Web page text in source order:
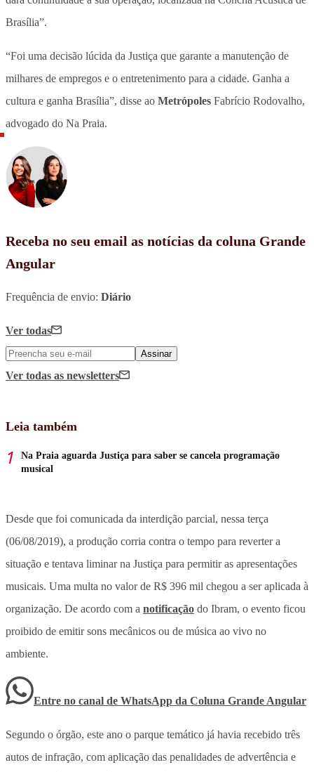
Brasília”.
“Foi uma decisão lúcida da Justiça que garante a manutenção de
milhares de empregos e o entretenimento para a cidade. Ganha a
cultura e ganha Brasília”, disse ao Metrópoles Fabrício Rodovalho,
advogado do Na Praia.
Receba no seu email as notícias da coluna Grande
Angular
Frequência de envio: Diário
Ver todas
Assinar
Ver todas as newsletters
Leia também
Na Praia aguarda Justiça para saber se cancela programação
musical
Desde que foi comunicada da interdição parcial, nessa terça
(06/08/2019), a produção corria contra o tempo para reverter a
situação e tentava liminar na Justiça para permitir as apresentações
musicais. Uma multa no valor de R$ 396 mil chegou a ser aplicada à
organização. De acordo com a notificação do Ibram, o evento ficou
proibido de emitir sons mecânicos ou de música ao vivo no
ambiente.
Entre no canal de WhatsApp da Coluna Grande Angular
Segundo o órgão, este ano o parque temático já havia recebido três
autos de infração, com aplicação das penalidades de advertência e